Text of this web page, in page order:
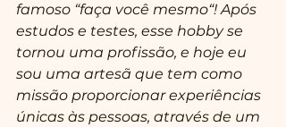
famoso “faça você mesmo“! Após
estudos e testes, esse hobby se
tornou uma profissão, e hoje eu
sou uma artesã que tem como
missão proporcionar experiências
únicas às pessoas, através de um